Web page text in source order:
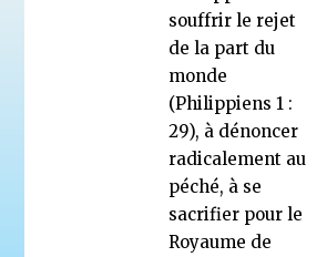
souffrir le rejet
de la part du
monde
(Philippiens 1 :
29), à dénoncer
radicalement au
péché, à se
sacrifier pour le
Royaume de